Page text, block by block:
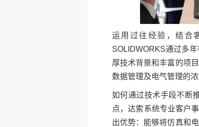
运用过往经验，结合
SOLIDWORKS通过多
厚技术背景和丰富的项
数据管理及电气管理的
如何通过技术手段不断
点，达索系统专业客户
出优势：能够将仿真和